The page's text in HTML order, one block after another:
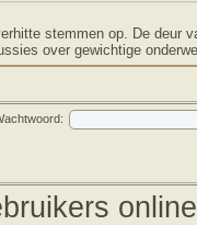
stemmen op. De deur
over gewichtige